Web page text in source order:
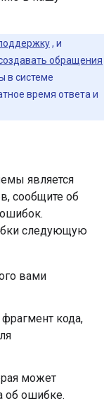
, и
обращения
в системе
время ответа и
является
сообщите об
следующую
вами
кода,
может
об ошибке.